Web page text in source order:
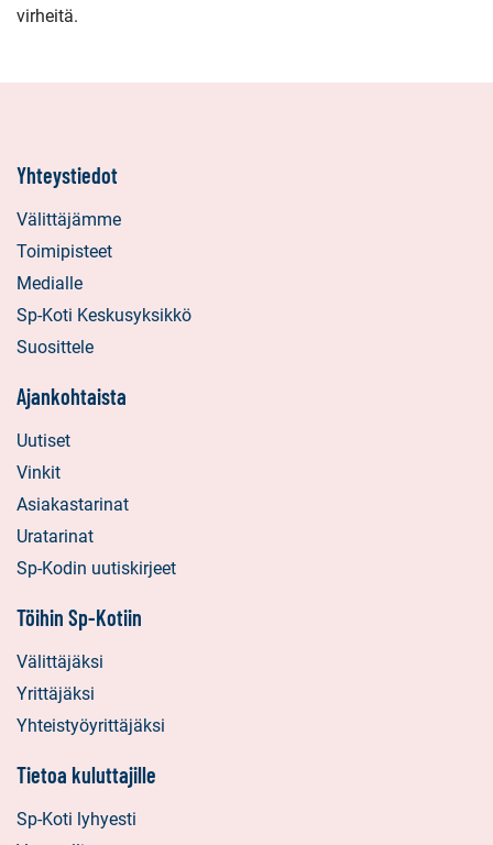
virheitä.
Yhteystiedot
Välittäjämme
Toimipisteet
Medialle
Sp-Koti Keskusyksikkö
Suosittele
Ajankohtaista
Uutiset
Vinkit
Asiakastarinat
Uratarinat
Sp-Kodin uutiskirjeet
Töihin Sp-Kotiin
Välittäjäksi
Yrittäjäksi
Yhteistyöyrittäjäksi
Tietoa kuluttajille
Sp-Koti lyhyesti